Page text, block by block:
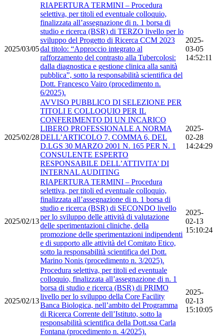
2025/03/05
RIAPERTURA TERMINI – Procedura
selettiva, per titoli ed eventuale colloquio,
finalizzata all’assegnazione di n. 1 borsa di
studio e ricerca (BSR) di TERZO livello per lo
sviluppo del Progetto di Ricerca CCM 2023
dal titolo: “Approccio integrato al
rafforzamento del contrasto alla Tubercolosi:
dalla diagnostica e gestione clinica alla sanità
pubblica”, sotto la responsabilità scientifica del
Dott. Francesco Vairo (procedimento n.
6/2025).
2025-
03-05
14:52:11
2025/02/28
AVVISO PUBBLICO DI SELEZIONE PER
TITOLI E COLLOQUIO PER IL
CONFERIMENTO DI UN INCARICO
LIBERO PROFESSIONALE A NORMA
DELL’ARTICOLO 7, COMMA 6, DEL
D.LGS 30 MARZO 2001 N. 165 PER N. 1
CONSULENTE ESPERTO
RESPONSABILE DELL’ATTIVITA’ DI
INTERNAL AUDITING
2025-
02-28
14:24:29
2025/02/13
RIAPERTURA TERMINI – Procedura
selettiva, per titoli ed eventuale colloquio,
finalizzata all’assegnazione di n. 1 borsa di
studio e ricerca (BSR) di SECONDO livello
per lo sviluppo delle attività di valutazione
delle sperimentazioni cliniche, della
promozione delle sperimentazioni indipendenti
e di supporto alle attività del Comitato Etico,
sotto la responsabilità scientifica del Dott.
Marino Nonis (procedimento n. 3/2025).
2025-
02-13
15:10:24
2025/02/13
Procedura selettiva, per titoli ed eventuale
colloquio, finalizzata all’assegnazione di n. 1
borsa di studio e ricerca (BSR) di PRIMO
livello per lo sviluppo della Core Facility
Banca Biologica, nell’ambito del Programma
di Ricerca Corrente dell’Istituto, sotto la
responsabilità scientifica della Dott.ssa Carla
Fontana (procedimento n. 4/2025).
2025-
02-13
15:10:05